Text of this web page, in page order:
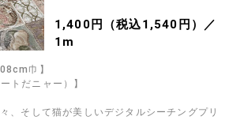
1,400円（税込1,540円）／
1m
巾】
トだニャー）】
、そして猫が美しいデジタルシーチングプリ